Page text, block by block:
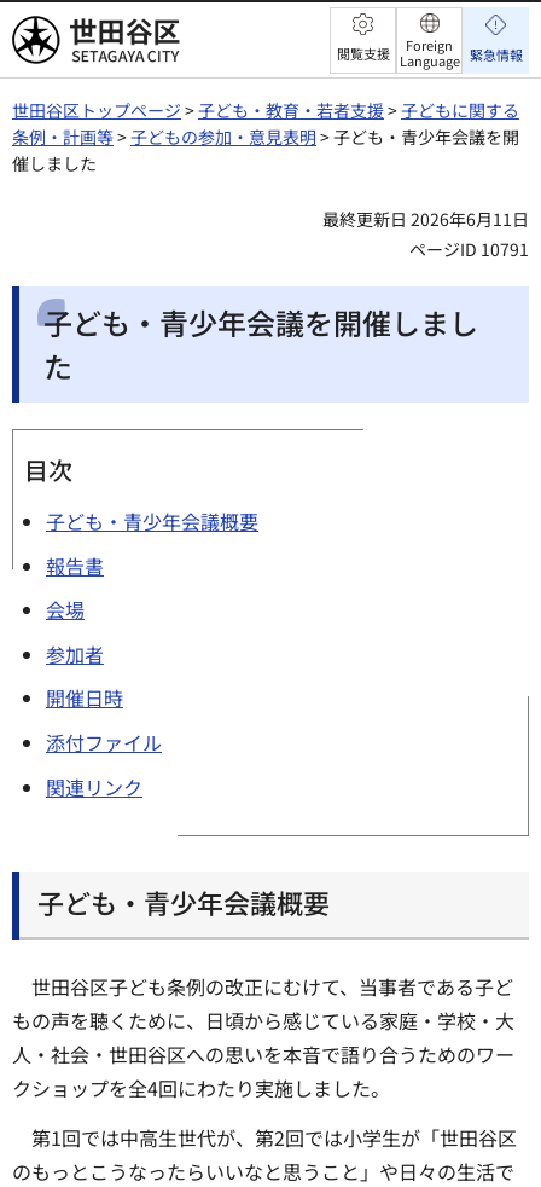
世田谷区 閲覧支援
Foreign
Language 緊急情報
世田谷区トップページ >子ども・教育・若者支援>子どもに関する
条例・計画等>子どもの参加・意見表明 > 子ども・青少年会議を開
催しました
最終更新日 2026年6月11日
ページID 10791
子ども・青少年会議を開催しまし
た
目次
子ども・青少年会議概要
報告書
会場
参加者
開催日時
添付ファイル
関連リンク
子ども・青少年会議概要
世田谷区子ども条例の改正にむけて、当事者である子ど
もの声を聴くために、日頃から感じている家庭・学校・大
人・社会・世田谷区への思いを本音で語り合うためのワー
クショップを全4回にわたり実施しました。
第1回では中高生世代が、第2回では小学生が「世田谷区
のもっとこうなったらいいなと思うこと」や日々の生活で